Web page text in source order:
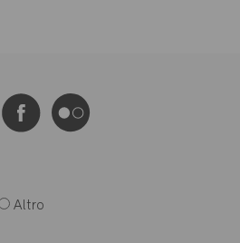
Altro